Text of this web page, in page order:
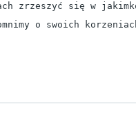
zrzeszyć się w
o swoich